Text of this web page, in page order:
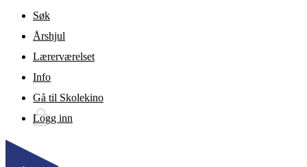
Gå til hovedinnhold
Søk
Årshjul
Lærerværelset
Info
Gå til Skolekino
Logg inn